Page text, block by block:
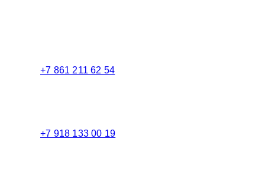
+7 861 211 62 54
+7 918 133 00 19